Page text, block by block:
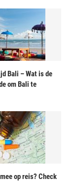
Bali – Wat is de
om Bali te
op reis? Check